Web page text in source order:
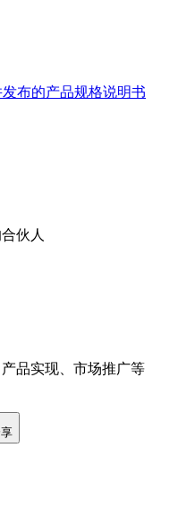
布的产品规格说明书
伙人
品实现、市场推广等